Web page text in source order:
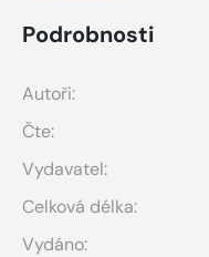
Podrobnosti
Autoři:
Čte:
Vydavatel:
Celková délka:
Vydáno: